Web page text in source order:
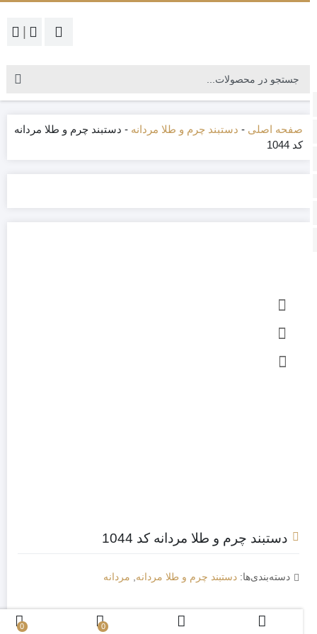
|
صفحه اصلی- دستبند چرم و طلا مردانه- دستبند چرم و طلا مردانه
کد 1044
دستبند چرم و طلا مردانه کد 1044
دسته‌بندی‌ها:دستبند چرم و طلا مردانه,مردانه
0
0